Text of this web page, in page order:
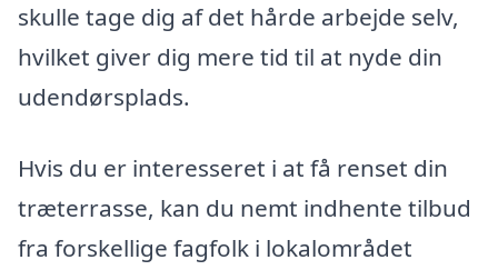
skulle tage dig af det hårde arbejde selv,
hvilket giver dig mere tid til at nyde din
udendørsplads.
Hvis du er interesseret i at få renset din
træterrasse, kan du nemt indhente tilbud
fra forskellige fagfolk i lokalområdet